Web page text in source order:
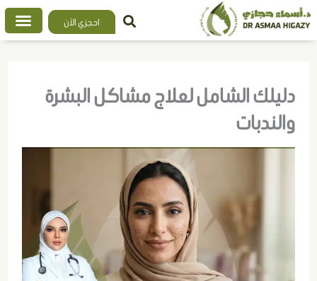
تخطي
إلى
احجزي الآن
دليلك الشامل لعلاج مشاكل البشرة
والندبات